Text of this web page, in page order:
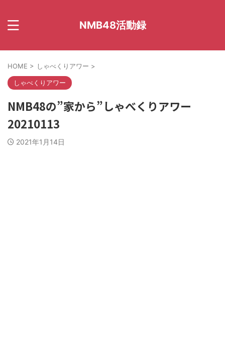
NMB48活動録
HOME > しゃべくりアワー >
しゃべくりアワー
NMB48の”家から”しゃべくりアワー
20210113
2021年1月14日